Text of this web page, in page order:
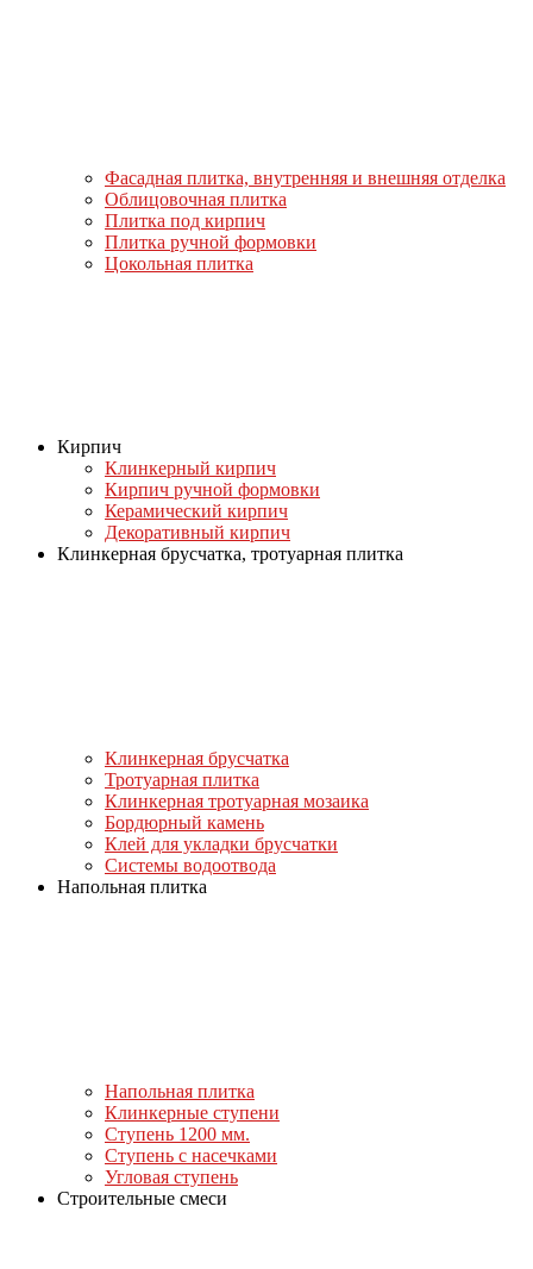
Фасадная плитка, внутренняя и внешняя отделка
Облицовочная плитка
Плитка под кирпич
Плитка ручной формовки
Цокольная плитка
Кирпич
Клинкерный кирпич
Кирпич ручной формовки
Керамический кирпич
Декоративный кирпич
Клинкерная брусчатка, тротуарная плитка
Клинкерная брусчатка
Тротуарная плитка
Клинкерная тротуарная мозаика
Бордюрный камень
Клей для укладки брусчатки
Системы водоотвода
Напольная плитка
Напольная плитка
Клинкерные ступени
Ступень 1200 мм.
Ступень с насечками
Угловая ступень
Строительные смеси